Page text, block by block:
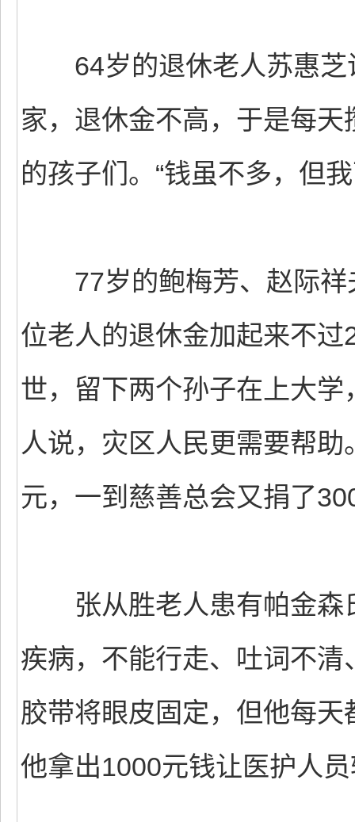
64岁的退休老人苏惠芝
家，退休金不高，于是每
的孩子们。“钱虽不多，但
77岁的鲍梅芳、赵际祥
位老人的退休金加起来不
世，留下两个孙子在上大
人说，灾区人民更需要帮
元，一到慈善总会又捐了
张从胜老人患有帕金森
疾病，不能行走、吐词不
胶带将眼皮固定，但他每
他拿出1000元钱让医护人